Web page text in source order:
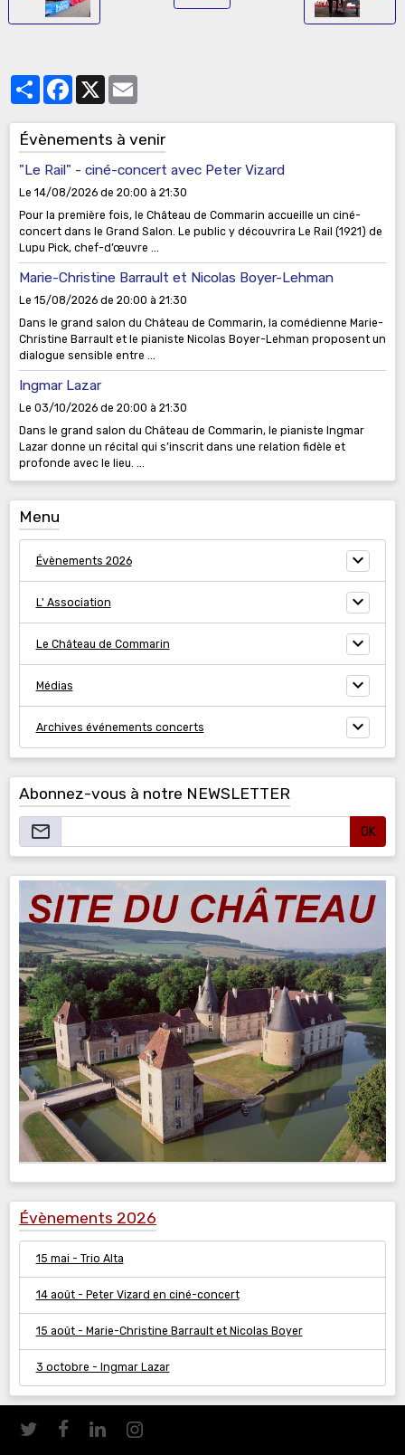
PartagerFacebook
Évènements à venir
"Le Rail" - ciné-concert avec Peter Vizard
Le 14/08/2026 de 20:00 à 21:30
Pour la première fois, le Château de Commarin accueille un ciné-
concert dans le Grand Salon. Le public y découvrira Le Rail (1921) de
Lupu Pick, chef-d’œuvre ...
Marie-Christine Barrault et Nicolas Boyer-Lehman
Le 15/08/2026 de 20:00 à 21:30
Dans le grand salon du Château de Commarin, la comédienne Marie-
Christine Barrault et le pianiste Nicolas Boyer-Lehman proposent un
dialogue sensible entre ...
Ingmar Lazar
Le 03/10/2026 de 20:00 à 21:30
Dans le grand salon du Château de Commarin, le pianiste Ingmar
Lazar donne un récital qui s’inscrit dans une relation fidèle et
profonde avec le lieu. ...
Menu
Évènements 2026
L' Association
Le Château de Commarin
Médias
Archives événements concerts
Abonnez-vous à notre NEWSLETTER
OK
Évènements 2026
15 mai - Trio Alta
14 août - Peter Vizard en ciné-concert
15 août - Marie-Christine Barrault et Nicolas Boyer
3 octobre - Ingmar Lazar